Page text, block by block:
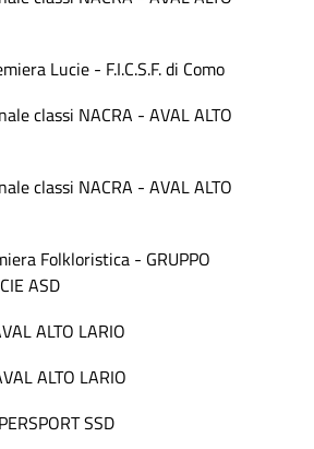
Lucie - F.I.C.S.F. di Como
classi NACRA - AVAL ALTO
classi NACRA - AVAL ALTO
Folkloristica - GRUPPO
ASD
ALTO LARIO
ALTO LARIO
SSD